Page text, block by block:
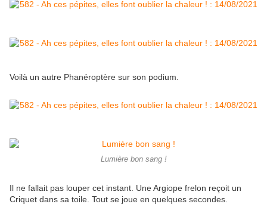
Voilà un autre Phanéroptère sur son podium.
Lumière bon sang !
Il ne fallait pas louper cet instant. Une Argiope frelon reçoit un
Criquet dans sa toile. Tout se joue en quelques secondes.